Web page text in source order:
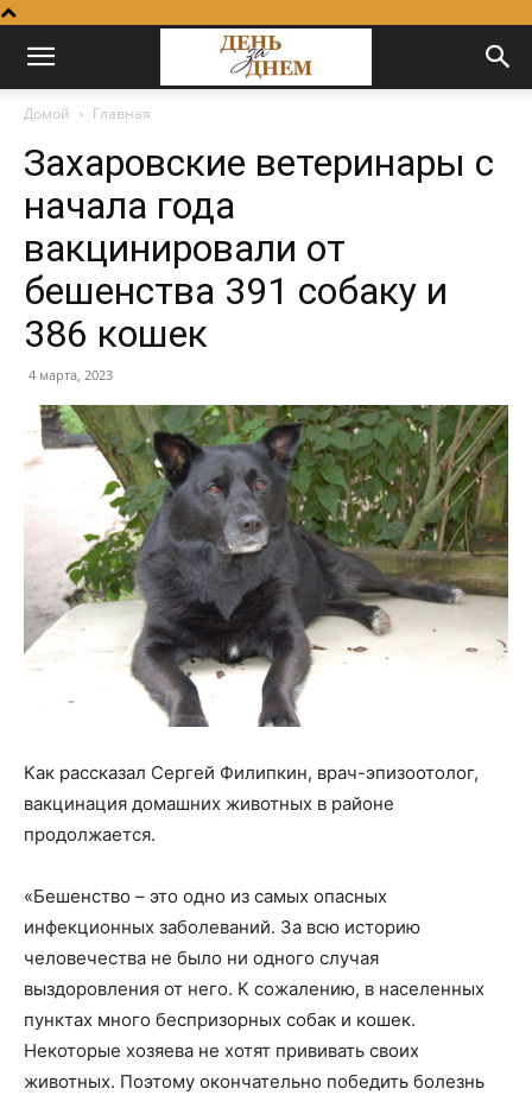
Домой Главная
Захаровские ветеринары с
начала года
вакцинировали от
бешенства 391 собаку и
386 кошек
4 марта, 2023
Как рассказал Сергей Филипкин, врач-эпизоотолог,
вакцинация домашних животных в районе
продолжается.
«Бешенство – это одно из самых опасных
инфекционных заболеваний. За всю историю
человечества не было ни одного случая
выздоровления от него. К сожалению, в населенных
пунктах много беспризорных собак и кошек.
Некоторые хозяева не хотят прививать своих
животных. Поэтому окончательно победить болезнь